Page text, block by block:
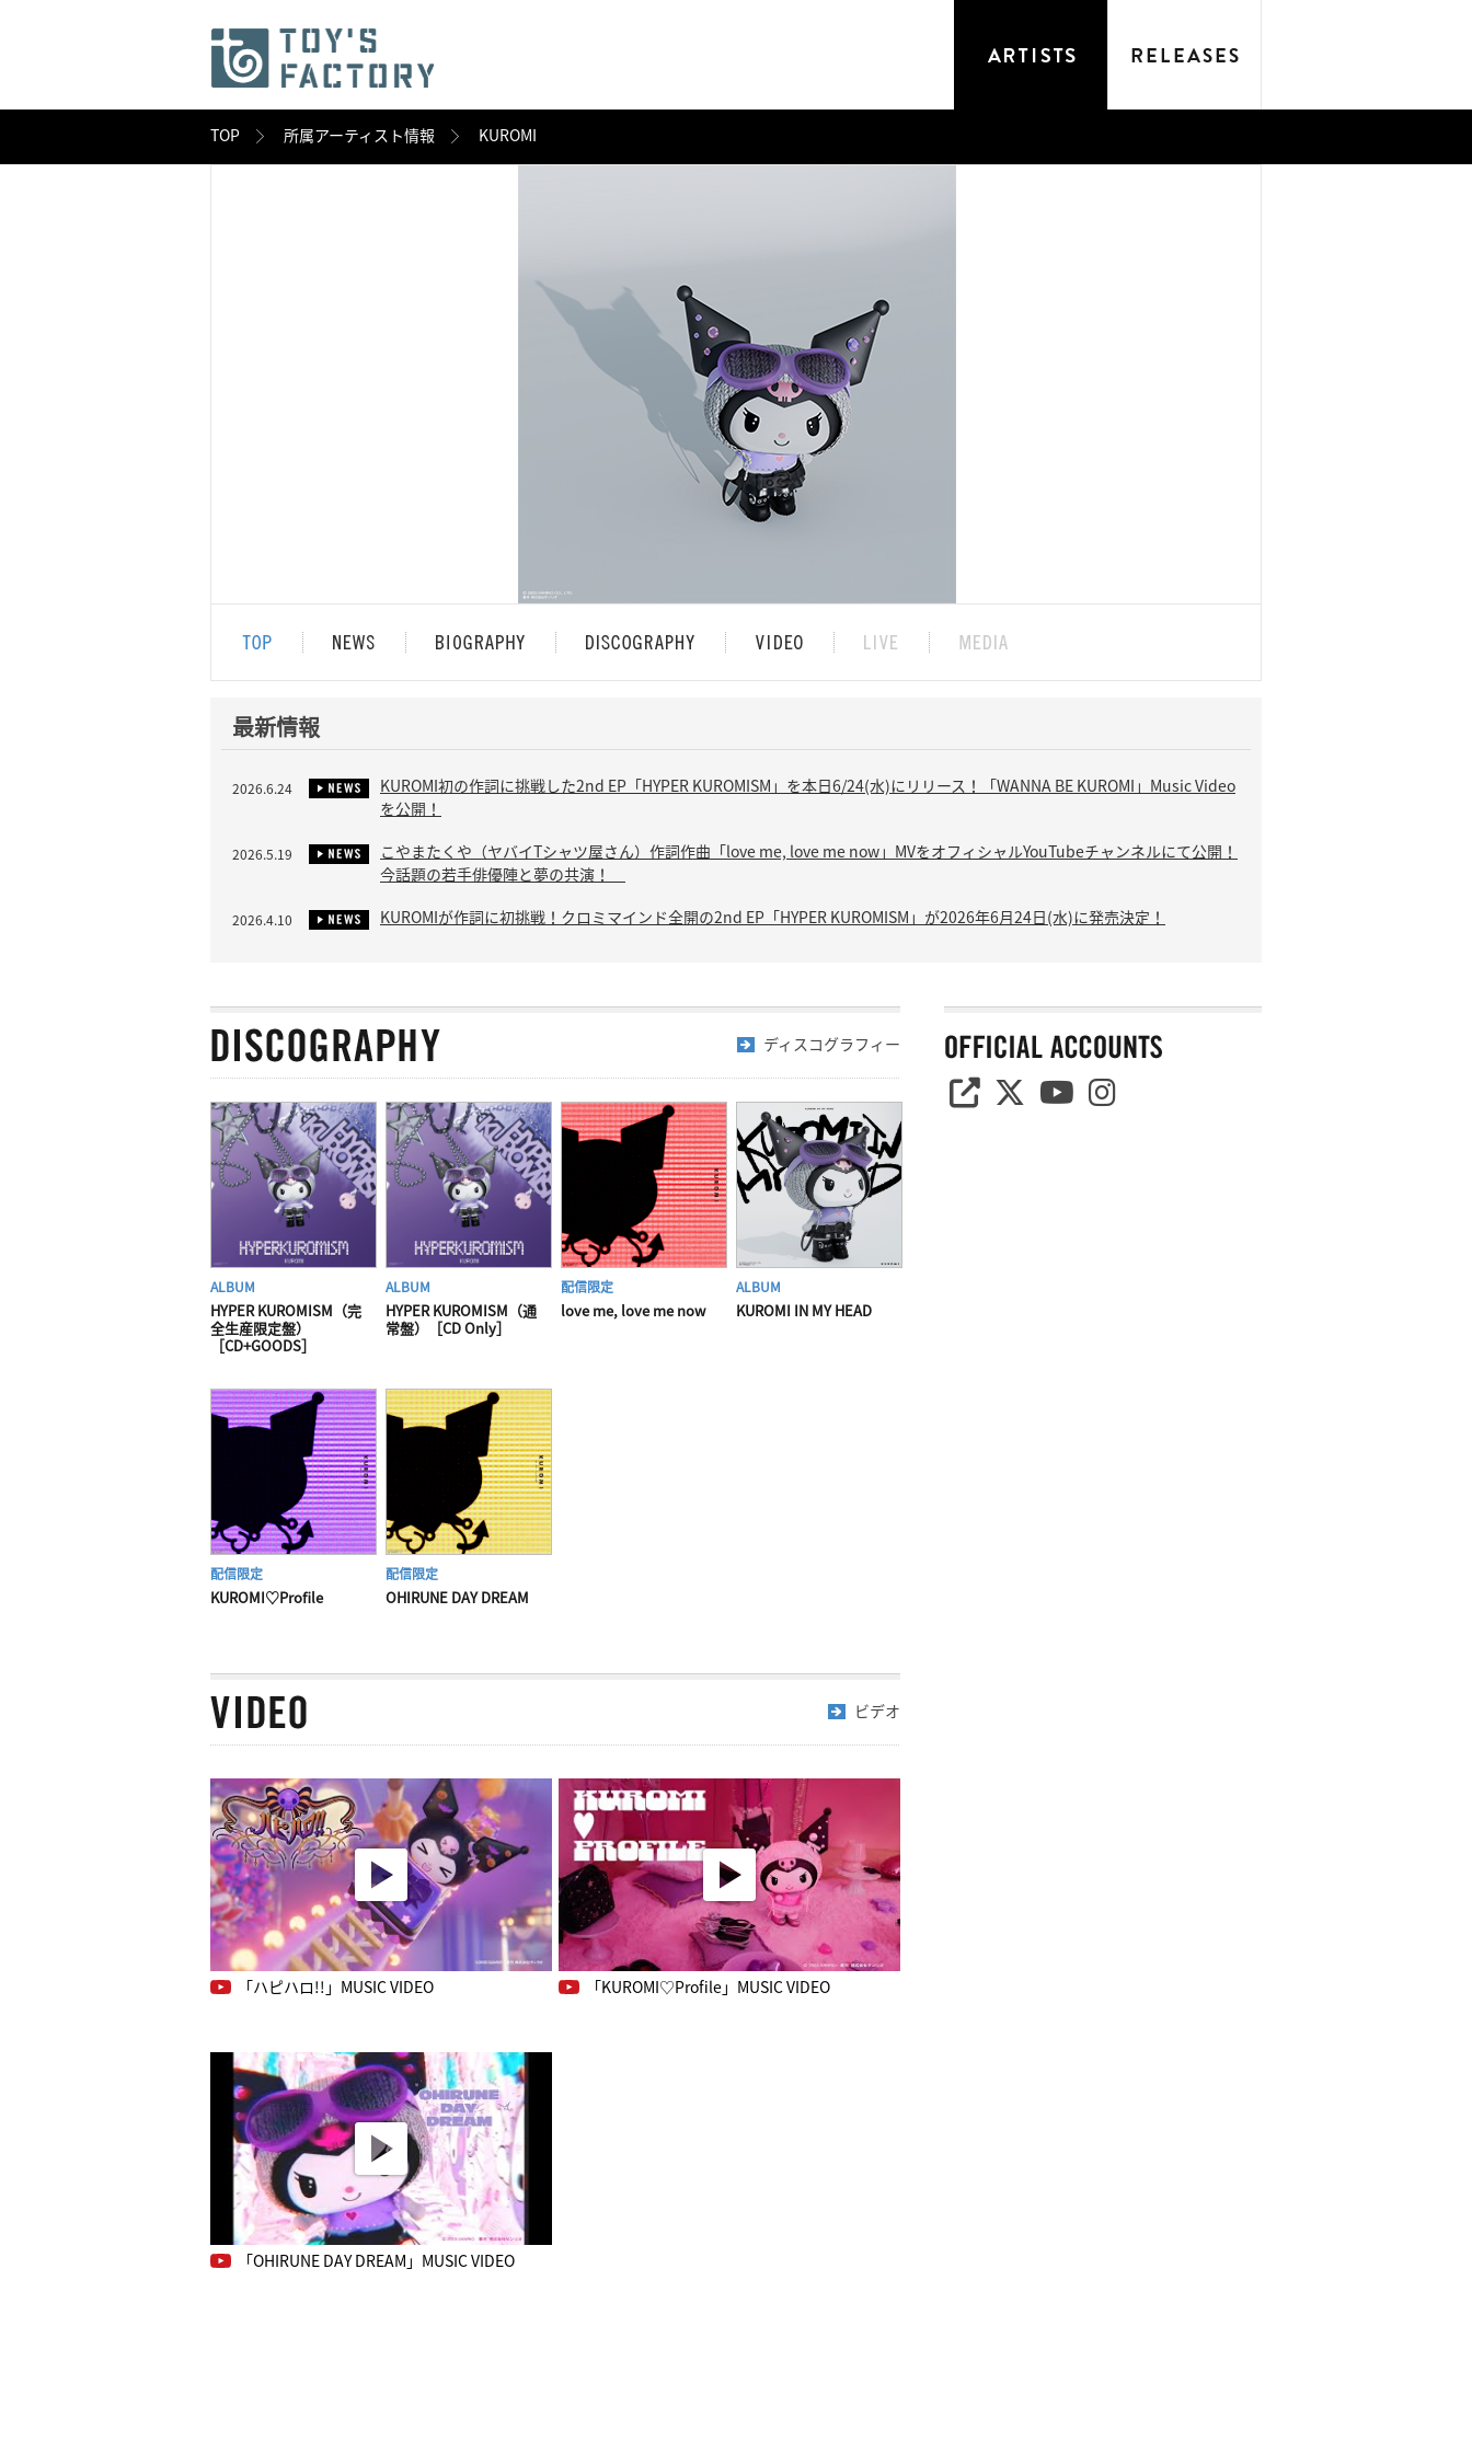
TOP 所属アーティスト情報 KUROMI
最新情報
2026.6.24
KUROMI初の作詞に挑戦した2nd EP「HYPER KUROMISM」を本日6/24(水)にリリース！「WANNA BE KUROMI」Music Video
を公開！
2026.5.19
こやまたくや（ヤバイTシャツ屋さん）作詞作曲「love me, love me now」MVをオフィシャルYouTubeチャンネルにて公開！
今話題の若手俳優陣と夢の共演！
2026.4.10 KUROMIが作詞に初挑戦！クロミマインド全開の2nd EP「HYPER KUROMISM」が2026年6月24日(水)に発売決定！
ディスコグラフィー
ALBUM
HYPER KUROMISM（完
全生産限定盤）
［CD+GOODS］
ALBUM
HYPER KUROMISM（通
常盤）［CD Only］
配信限定
love me, love me now
ALBUM
KUROMI IN MY HEAD
配信限定
KUROMI♡Profile
配信限定
OHIRUNE DAY DREAM
ビデオ
「ハピハロ!!」MUSIC VIDEO 「KUROMI♡Profile」MUSIC VIDEO
「OHIRUNE DAY DREAM」MUSIC VIDEO